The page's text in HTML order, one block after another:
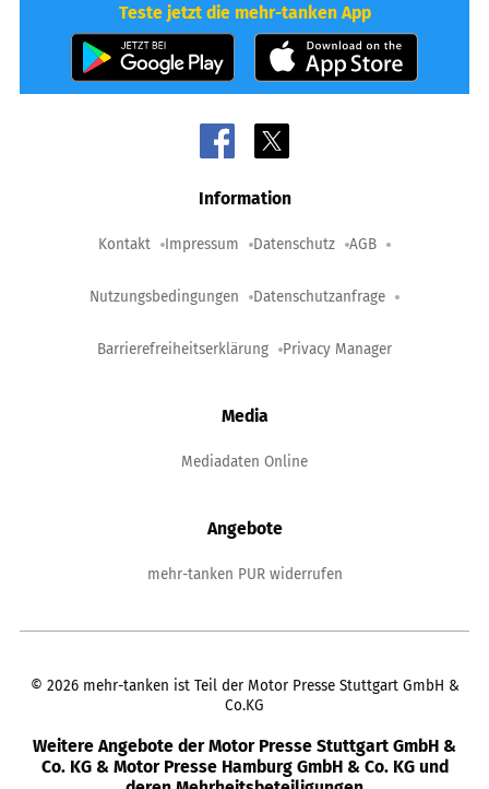
Teste jetzt die mehr-tanken App
Information
Kontakt Impressum Datenschutz AGB
Nutzungsbedingungen Datenschutzanfrage
Barrierefreiheitserklärung Privacy Manager
Media
Mediadaten Online
Angebote
mehr-tanken PUR widerrufen
© 2026 mehr-tanken ist Teil der Motor Presse Stuttgart GmbH &
Co.KG
Weitere Angebote der Motor Presse Stuttgart GmbH &
Co. KG & Motor Presse Hamburg GmbH & Co. KG und